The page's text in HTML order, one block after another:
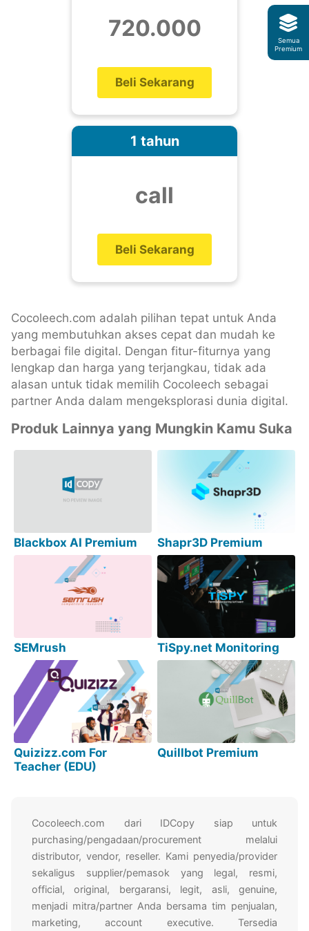
720.000
Beli Sekarang
1 tahun
call
Beli Sekarang
Cocoleech.com adalah pilihan tepat untuk Anda
yang membutuhkan akses cepat dan mudah ke
berbagai file digital. Dengan fitur-fiturnya yang
lengkap dan harga yang terjangkau, tidak ada
alasan untuk tidak memilih Cocoleech sebagai
partner Anda dalam mengeksplorasi dunia digital.
Produk Lainnya yang Mungkin Kamu Suka
Blackbox AI Premium Shapr3D Premium
SEMrush TiSpy.net Monitoring
Quizizz.com For
Teacher (EDU)
Quillbot Premium
Cocoleech.com dari IDCopy siap untuk
purchasing/pengadaan/procurement melalui
distributor, vendor, reseller. Kami penyedia/provider
sekaligus supplier/pemasok yang legal, resmi,
official, original, bergaransi, legit, asli, genuine,
menjadi mitra/partner Anda bersama tim penjualan,
marketing, account executive. Tersedia
Semua
Premium